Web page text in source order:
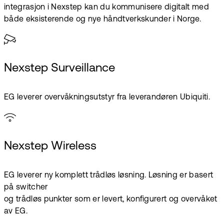
integrasjon i Nexstep kan du kommunisere digitalt med
både eksisterende og nye håndtverkskunder i Norge.
Nexstep Surveillance
EG leverer overvåkningsutstyr fra leverandøren Ubiquiti.
Nexstep Wireless
EG leverer ny komplett trådløs løsning. Løsning er basert
på switcher
og trådløs punkter som er levert, konfigurert og overvåket
av EG.